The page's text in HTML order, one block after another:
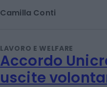
sviluppato in
Camilla Conti